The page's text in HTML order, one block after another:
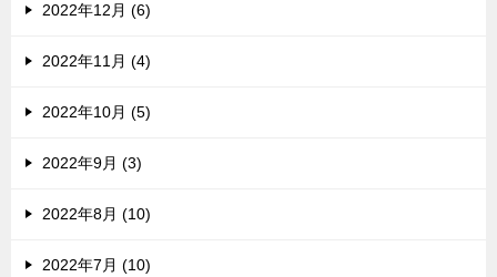
2022年12月 (6)
2022年11月 (4)
2022年10月 (5)
2022年9月 (3)
2022年8月 (10)
2022年7月 (10)